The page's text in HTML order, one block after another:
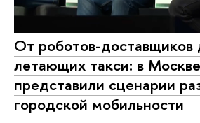
От роботов-доставщиков
летающих такси: в Москве
представили сценарии
городской мобильности